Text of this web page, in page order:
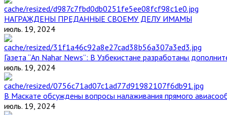
НАГРАЖДЕНЫ ПРЕДАННЫЕ СВОЕМУ ДЕЛУ ИМАМЫ
июль. 19, 2024
Газета “An Nahar News”: В Узбекистане разработаны
июль. 19, 2024
В Маскате обсуждены вопросы налаживания прямого
июль. 19, 2024